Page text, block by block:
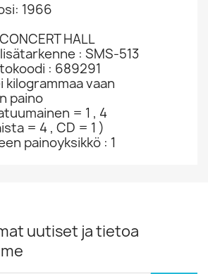
1966
HALL
: SMS-513
: 689291
kilogrammaa vaan
paino
= 1 , 4
= 4 , CD = 1 )
painoyksikkö : 1
uutiset ja tietoa